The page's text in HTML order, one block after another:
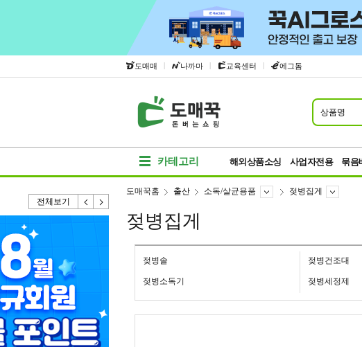
도매매 | 나까마 | 교육센터 | 에그돔
상품명
카테고리 해외상품소싱 사업자전용 묶음
전체보기
도매꾹홈 출산 소독/살균용품 젖병집게
젖병집게
젖병솔 젖병건조대
젖병소독기 젖병세정제